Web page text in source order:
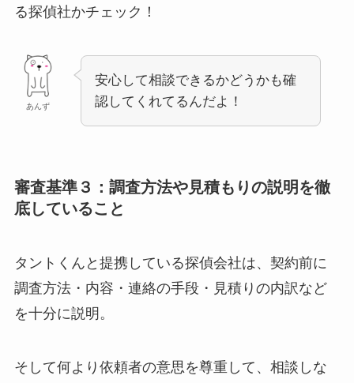
る探偵社かチェック！
あんず
安心して相談できるかどうかも確
認してくれてるんだよ！
審査基準３：調査方法や見積もりの説明を徹
底していること
タントくんと提携している探偵会社は、契約前に
調査方法・内容・連絡の手段・見積りの内訳など
を十分に説明。
そして何より依頼者の意思を尊重して、相談しな